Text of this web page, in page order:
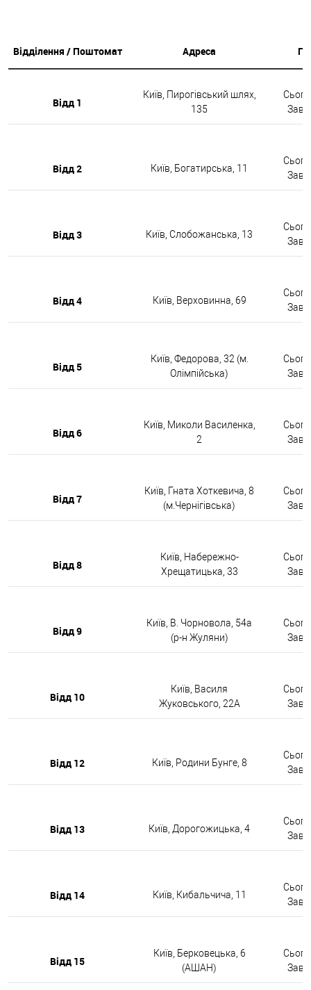
Відділення / Поштомат Адреса
Відд 1
Київ, Пирогівський шлях,
135
Відд 2 Київ, Богатирська, 11
Відд 3 Київ, Слобожанська, 13
Відд 4 Київ, Верховинна, 69
Відд 5
Київ, Федорова, 32 (м.
Олімпійська)
Відд 6
Київ, Миколи Василенка,
2
Відд 7
Київ, Гната Хоткевича, 8
(м.Чернігівська)
Відд 8
Київ, Набережно-
Хрещатицька, 33
Відд 9
Київ, В. Чорновола, 54а
(р-н Жуляни)
Відд 10
Київ, Василя
Жуковського, 22А
Відд 12 Київ, Родини Бунге, 8
Відд 13 Київ, Дорогожицька, 4
Відд 14 Київ, Кибальчича, 11
Відд 15
Київ, Берковецька, 6
(АШАН)